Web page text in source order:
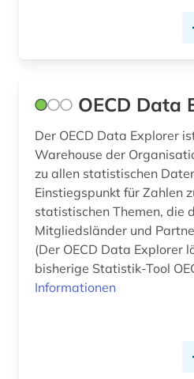
OECD Data
Der OECD Data Explorer
Warehouse der
zu allen statistischen Daten der
Einstiegspunkt für Zahlen
statistischen Themen, die
Mitgliedsländer und
(Der OECD Data Explorer
bisherige Statistik-Tool
Informationen